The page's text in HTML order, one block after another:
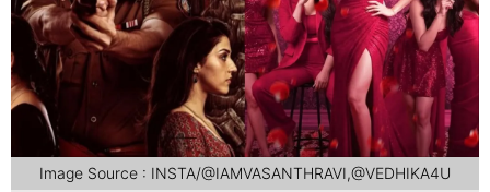
Image Source : INSTA/@IAMVASANTHRAVI,@VEDHIKA4U